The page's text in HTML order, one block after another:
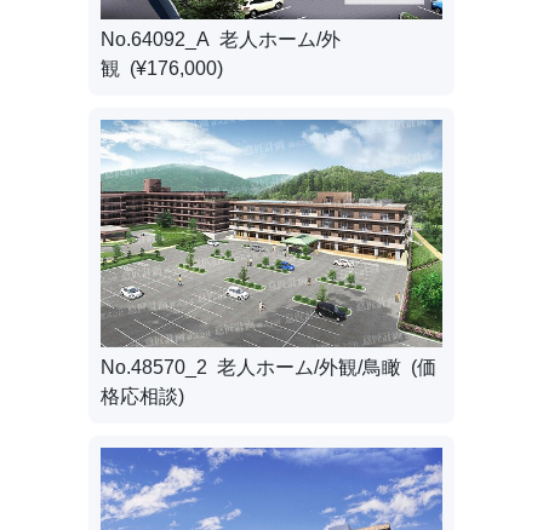
No.64092_A 老人ホーム/外
観 (¥176,000)
No.48570_2 老人ホーム/外観/鳥瞰 (価
格応相談)